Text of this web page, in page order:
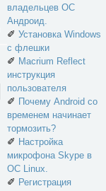
владельцев ОС
Андроид.
✐ Установка Windows
с флешки
✐ Macrium Reflect
инструкция
пользователя
✐ Почему Android со
временем начинает
тормозить?
✐ Настройка
микрофона Skype в
ОС Linux.
✐ Регистрация